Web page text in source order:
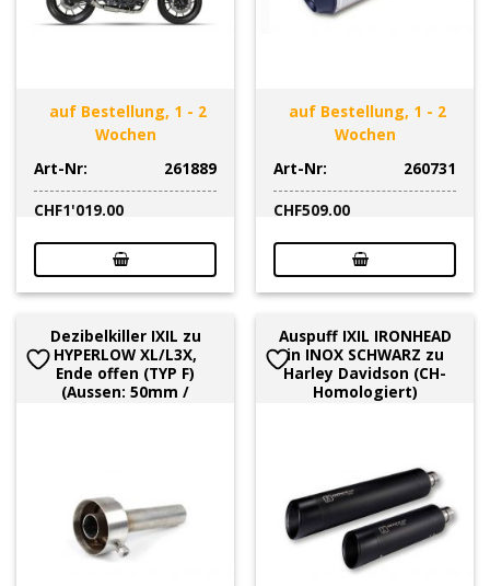
auf Bestellung, 1 - 2
Wochen
Art-Nr:
261889
CHF1'019.00
auf Bestellung, 1 - 2
Wochen
Art-Nr:
260731
CHF509.00
Dezibelkiller IXIL zu
HYPERLOW XL/L3X,
Ende offen (TYP F)
(Aussen: 50mm /
Auspuff IXIL IRONHEAD
in INOX SCHWARZ zu
Harley Davidson (CH-
Homologiert)